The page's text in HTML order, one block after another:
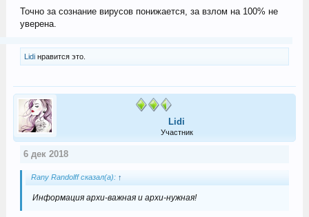
Точно за сознание вирусов понижается, за взлом на 100% не
уверена.
Lidiнравится это.
Lidi
Участник
6 дек 2018
Rany Randolff сказал(а): ↑
Информация архи-важная и архи-нужная!